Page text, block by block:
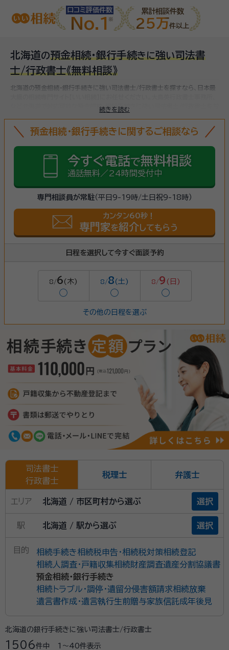
口コミ評価件数
No.1
累計相談件数
25万件以上
北海道の預金相続・銀行手続き に強い司法書
士/行政書士《無料相談》
続きを読む
北海道の預金相続・銀行手続きに強い司法書士/行政書士を探すなら、日本最
北海道で対応可能な預金相続・銀行手続きに強い司法書士/行政書士をお
預金相続・銀行手続きに関するご相談なら
今すぐ電話で無料相談
通話無料／24時間受付中
専門相談員が常駐（平日9-19時/土日祝9-18時）
カンタン60秒！
専門家を紹介 してもらう
日程を選択して今すぐ面談予約
8/6 (木)
◯
8/8(土)
◯
8/9 (日)
◯
その他の日程を選ぶ
司法書士
行政書士
税理士 弁護士
エリア 北海道 / 市区町村から選ぶ 選択
駅 北海道 / 駅から選ぶ 選択
目的 相続手続き相続税申告・相続税対策相続登記
相続人調査・戸籍収集相続財産調査遺産分割協議書
預金相続・銀行手続き
相続トラブル・調停・遺留分侵害額請求相続放棄
遺言書作成・遺言執行生前贈与家族信託成年後見
北海道の銀行手続きに強い司法書士/行政書士
1506件中 1〜40件表示